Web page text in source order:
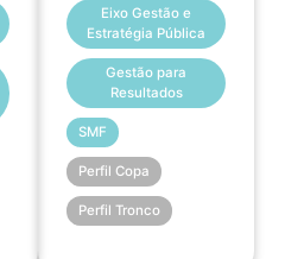
Eixo Gestão e
Estratégia Pública
Gestão para
Resultados
SMF
Perfil Copa
Perfil Tronco